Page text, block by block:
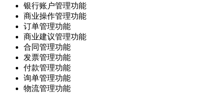
银行账户管理功能
商业操作管理功能
订单管理功能
商业建议管理功能
合同管理功能
发票管理功能
付款管理功能
询单管理功能
物流管理功能